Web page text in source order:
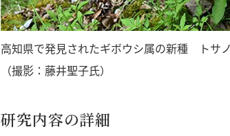
高知県で発見されたギボウシ属の新種 トサ
（撮影：藤井聖子氏）
研究内容の詳細